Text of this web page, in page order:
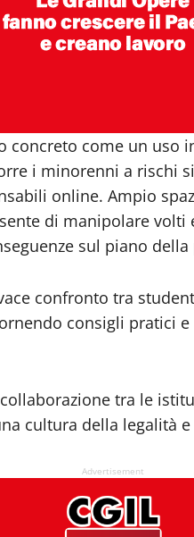
concreto come un uso
i minorenni a rischi
online. Ampio
di manipolare volti
sul piano
confronto tra
consigli pratici
tra le
cultura della legalità
Advertisement